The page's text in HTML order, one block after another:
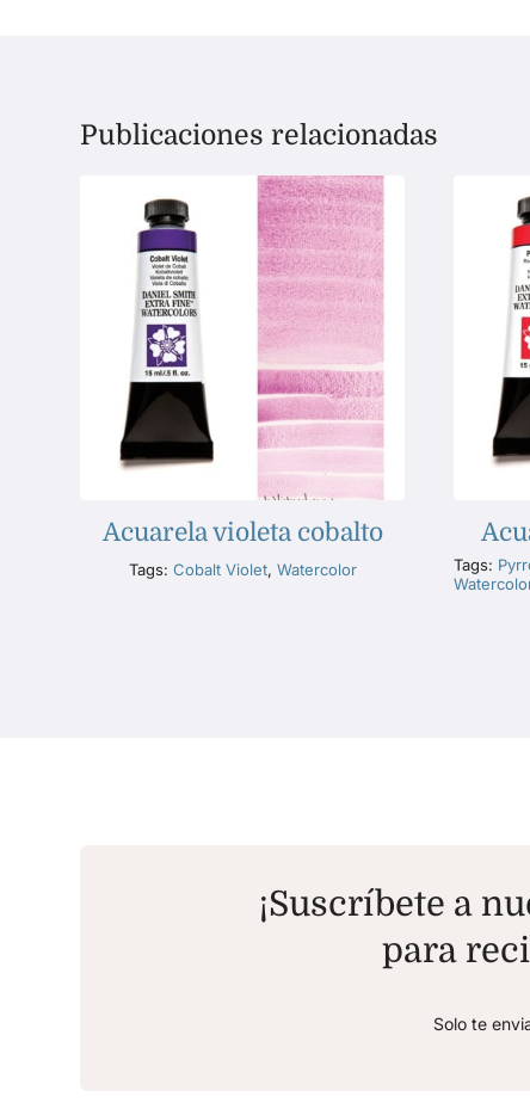
Publicaciones relacionadas
Acuarela violeta cobalto
Tags: Cobalt Violet, Watercolor Tags:
¡Suscríbete a
para
Solo te